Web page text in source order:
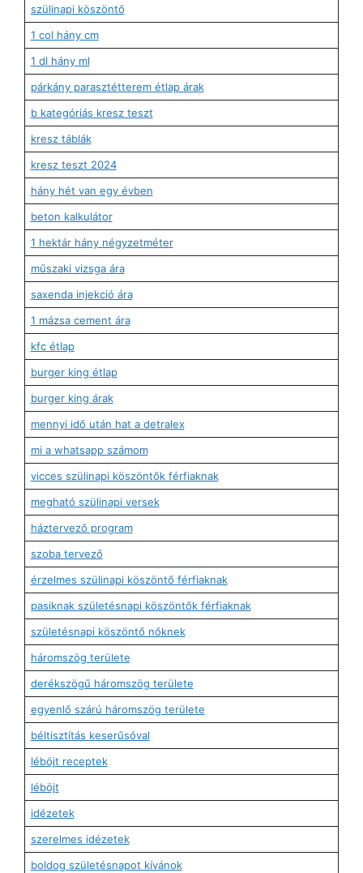
szülinapi köszöntő
1 col hány cm
1 dl hány ml
párkány parasztétterem étlap árak
b kategóriás kresz teszt
kresz táblák
kresz teszt 2024
hány hét van egy évben
beton kalkulátor
1 hektár hány négyzetméter
műszaki vizsga ára
saxenda injekció ára
1 mázsa cement ára
kfc étlap
burger king étlap
burger king árak
mennyi idő után hat a detralex
mi a whatsapp számom
vicces szülinapi köszöntők férfiaknak
megható szülinapi versek
háztervező program
szoba tervező
érzelmes szülinapi köszöntő férfiaknak
pasiknak születésnapi köszöntők férfiaknak
születésnapi köszöntő nőknek
háromszög területe
derékszögű háromszög területe
egyenlő szárú háromszög területe
béltisztítás keserűsóval
léböjt receptek
léböjt
idézetek
szerelmes idézetek
boldog születésnapot kívánok